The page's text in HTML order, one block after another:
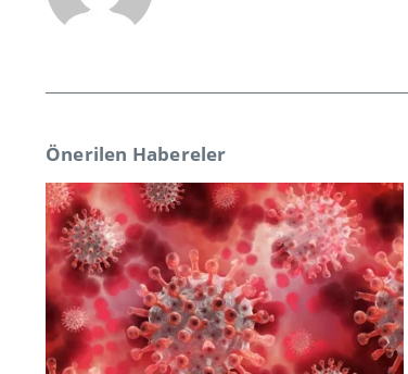
Önerilen Habereler